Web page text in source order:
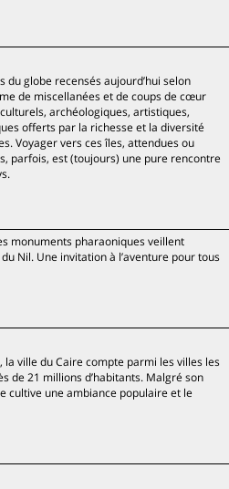
du globe recensés aujourd’hui selon
de miscellanées et de coups de cœur
archéologiques, artistiques,
offerts par la richesse et la diversité
Voyager vers ces îles, attendues ou
parfois, est (toujours) une pure rencontre
monuments pharaoniques veillent
Nil. Une invitation à l’aventure pour tous
ville du Caire compte parmi les villes les
de 21 millions d’habitants. Malgré son
cultive une ambiance populaire et le